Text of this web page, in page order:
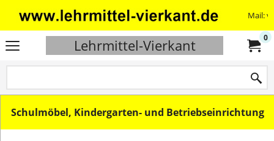
Mail:
Lehrmittel-Vierkant 0
Schulmöbel, Kindergarten- und Betriebseinrichtung